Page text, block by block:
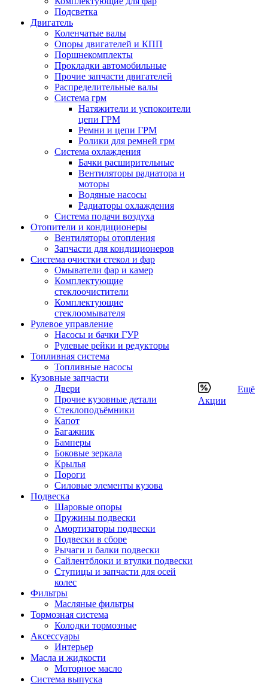
Подсветка
Двигатель
Коленчатые валы
Опоры двигателей и КПП
Поршнекомплекты
Прокладки автомобильные
Прочие запчасти двигателей
Распределительные валы
Система грм
Натяжители и успокоители
цепи ГРМ
Ремни и цепи ГРМ
Ролики для ремней грм
Система охлаждения
Бачки расширительные
Вентиляторы радиатора и
моторы
Водяные насосы
Радиаторы охлаждения
Система подачи воздуха
Отопители и кондиционеры
Вентиляторы отопления
Запчасти для кондиционеров
Система очистки стекол и фар
Омыватели фар и камер
Комплектующие
стеклоочистители
Комплектующие
стеклоомывателя
Рулевое управление
Насосы и бачки ГУР
Рулевые рейки и редукторы
Топливная система
Топливные насосы
Кузовные запчасти
Двери
Прочие кузовные детали
Стеклоподъёмники
Капот
Багажник
Бамперы
Боковые зеркала
Крылья
Пороги
Силовые элементы кузова
Подвеска
Шаровые опоры
Пружины подвески
Амортизаторы подвески
Подвески в сборе
Рычаги и балки подвески
Сайлентблоки и втулки подвески
Ступицы и запчасти для осей
колес
Фильтры
Масляные фильтры
Тормозная система
Колодки тормозные
Аксессуары
Интерьер
Масла и жидкости
Моторное масло
Система выпуска
Акции
Ещё